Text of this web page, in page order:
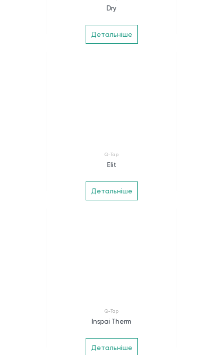
Dry
Детальніше
Q-Tap
Elit
Детальніше
Q-Tap
Inspai Therm
Детальніше